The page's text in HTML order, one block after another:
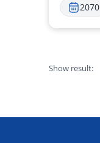
2070
Show result: